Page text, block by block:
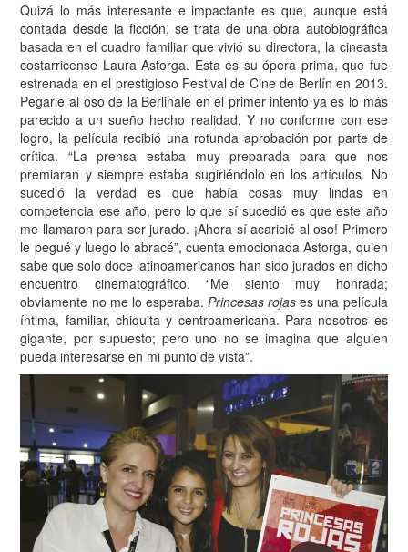
Quizá lo más interesante e impactante es que, aunque está
contada desde la ficción, se trata de una obra autobiográfica
basada en el cuadro familiar que vivió su directora, la cineasta
costarricense Laura Astorga. Esta es su ópera prima, que fue
estrenada en el prestigioso Festival de Cine de Berlín en 2013.
Pegarle al oso de la Berlinale en el primer intento ya es lo más
parecido a un sueño hecho realidad. Y no conforme con ese
logro, la película recibió una rotunda aprobación por parte de
crítica. “La prensa estaba muy preparada para que nos
premiaran y siempre estaba sugiriéndolo en los artículos. No
sucedió la verdad es que había cosas muy lindas en
competencia ese año, pero lo que sí sucedió es que este año
me llamaron para ser jurado. ¡Ahora sí acaricié al oso! Primero
le pegué y luego lo abracé”, cuenta emocionada Astorga, quien
sabe que solo doce latinoamericanos han sido jurados en dicho
encuentro cinematográfico. “Me siento muy honrada;
obviamente no me lo esperaba.Princesas rojas es una película
íntima, familiar, chiquita y centroamericana. Para nosotros es
gigante, por supuesto; pero uno no se imagina que alguien
pueda interesarse en mi punto de vista”.